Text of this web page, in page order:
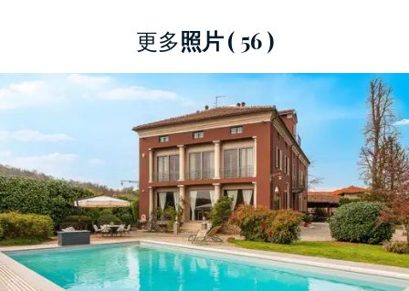
悅目的細節，例如地下室的磚砌拱頂
，以及一些低調的時代特徵，例如
崙時期的台球桌和保存完好的古董壁爐。
一樓設有入口大廳、可欣賞全景的
雙人客廳、
、帶用餐區的廚房 以及帶洗衣設
施的浴室。同一層是罕見且無價的私人小教堂，
它是一座具有強烈視覺衝擊力和象徵意義的建築
瑰寶。二樓設有帶獨立浴室的臥室、帶浴室和更
衣室的第二套房子、書房、帶古董撞球桌和壁爐
的遊戲室、健身房以及通往全景涼廊的通道，涼
更多照片( 56 )